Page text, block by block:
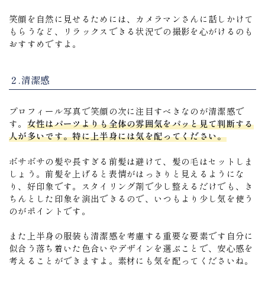
笑顔を自然に見せるためには、カメラマンさんに話しかけて
もらうなど、リラックスできる状況での撮影を心がけるのも
おすすめですよ。
２.清潔感
プロフィール写真で笑顔の次に注目すべきなのが清潔感で
す。 女性はパーツよりも全体の雰囲気をパッと見て判断する
人が多いです。特に上半身には気を配ってください。
ボサボサの髪や長すぎる前髪は避けて、髪の毛はセットしま
しょう。前髪を上げると表情がはっきりと見えるようにな
り、好印象です。スタイリング剤で少し整えるだけでも、き
ちんとした印象を演出できるので、いつもより少し気を使う
のがポイントです。
また上半身の服装も清潔感を考慮する重要な要素です自分に
似合う落ち着いた色合いやデザインを選ぶことで、安心感を
考えることができますよ。素材にも気を配ってくださいね。